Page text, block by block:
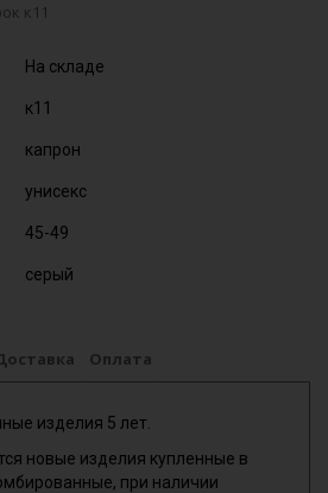
к11
На складе
к11
капрон
унисекс
45-49
серый
Оплата
изделия 5 лет.
новые изделия купленные в
при наличии